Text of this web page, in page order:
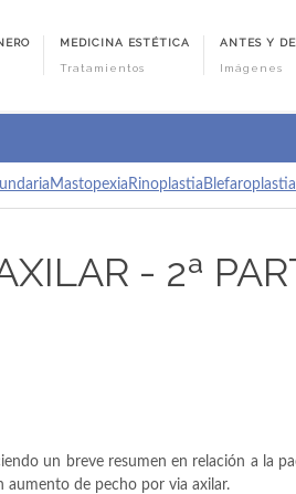
MEDICINA ESTÉTICA
Tratamientos
ANTES Y
Imágenes
Mastopexia Rinoplastia Blefaroplastia
- 2ª
un breve resumen en relación a la
aumento de pecho por via axilar.